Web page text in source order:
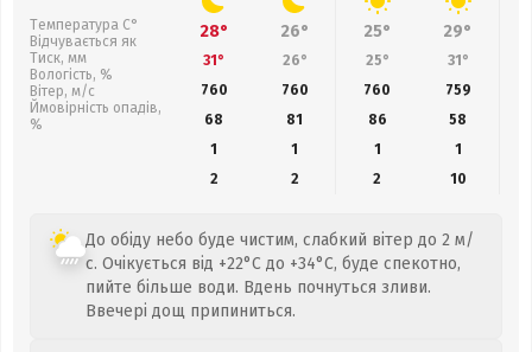
Температура С°
Відчувається як
Тиск, мм
Вологість, %
Вітер, м/с
Ймовірність опадів,
%
28° 26° 25° 29°
31° 26° 25° 31°
760
760 760 759
68
81 86 58
1
1 1
1
2
2 2 10
До обіду небо буде чистим, слабкий вітер до 2 м/
с. Очікується від +22°C до +34°C, буде спекотно,
пийте більше води. Вдень почнуться зливи.
Ввечері дощ припиниться.